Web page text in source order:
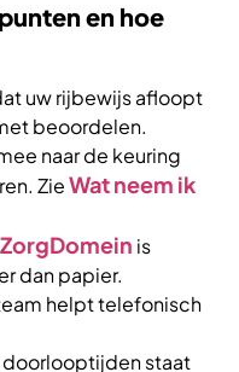
en hoe
uw rijbewijs afloopt
beoordelen.
naar de keuring
ZieWat neem ik
ZorgDomein is
dan papier.
helpt telefonisch
doorlooptijden staat